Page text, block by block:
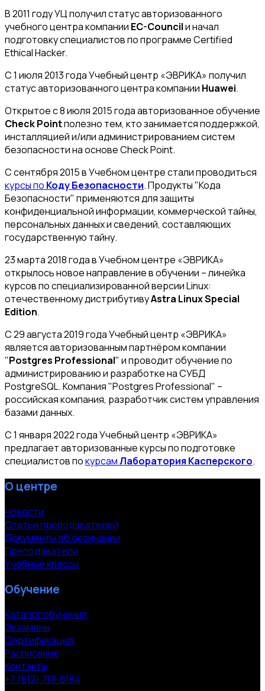
В 2011 году УЦ получил статус авторизованного
учебного центра компании EC-Councilи начал
подготовку специалистов по программе Certified
Ethical Hacker.
C 1 июля 2013 года Учебный центр «ЭВРИКА» получил
статус авторизованного центра компании Huawei.
Открытое с 8 июля 2015 года авторизованное обучение
Check Pointполезно тем, кто занимается поддержкой,
инсталляцией и/или администрированием систем
безопасности на основе Check Point.
С сентября 2015 в Учебном центре стали проводиться
курсы по Коду Безопасности. Продукты "Кода
Безопасности" применяются для защиты
конфиденциальной информации, коммерческой тайны,
персональных данных и сведений, составляющих
государственную тайну.
23 марта 2018 года в Учебном центре «ЭВРИКА»
открылось новое направление в обучении – линейка
курсов по специализированной версии Linux:
отечественному дистрибутивуAstra Linux Special
Edition.
С 29 августа 2019 года Учебный центр «ЭВРИКА»
является авторизованным партнёром компании
"Postgres Professional" и проводит обучение по
администрированию и разработке на СУБД
PostgreSQL. Компания "Postgres Professional" –
российская компания, разработчик систем управления
базами данных.
С 1 января 2022 года Учебный центр «ЭВРИКА»
предлагает авторизованные курсы по подготовке
специалистов покурсамЛаборатория Касперского.
О центре
Новости
Статьи преподавателей
Документы об окончании
Преподаватели
Учебные классы
Обучение
Каталог обучения
Экзамены
Сертификация
Расписание
Контакты
+7 (812) 718-6184